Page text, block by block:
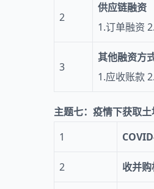
2
供应链融资
1.订单融资
3
其他融资方
1.应收账款
主题七：疫情下获取
1
2 收并